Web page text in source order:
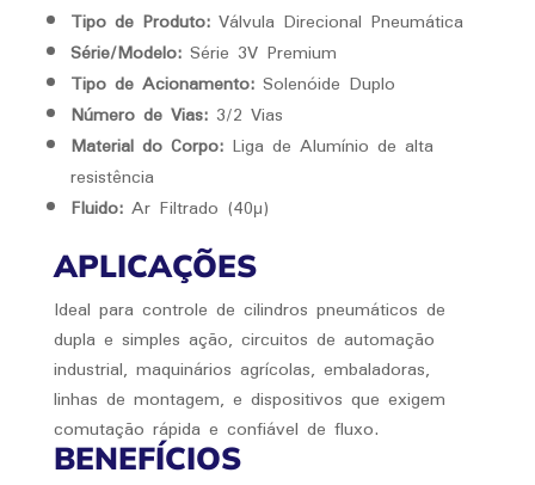
Tipo de Produto:Válvula Direcional Pneumática
Série/Modelo:Série 3V Premium
Tipo de Acionamento:Solenóide Duplo
Número de Vias:3/2 Vias
Material do Corpo:Liga de Alumínio de alta
resistência
Fluido:Ar Filtrado (40μ)
APLICAÇÕES
Ideal para controle de cilindros pneumáticos de
dupla e simples ação, circuitos de automação
industrial, maquinários agrícolas, embaladoras,
linhas de montagem, e dispositivos que exigem
comutação rápida e confiável de fluxo.
BENEFÍCIOS